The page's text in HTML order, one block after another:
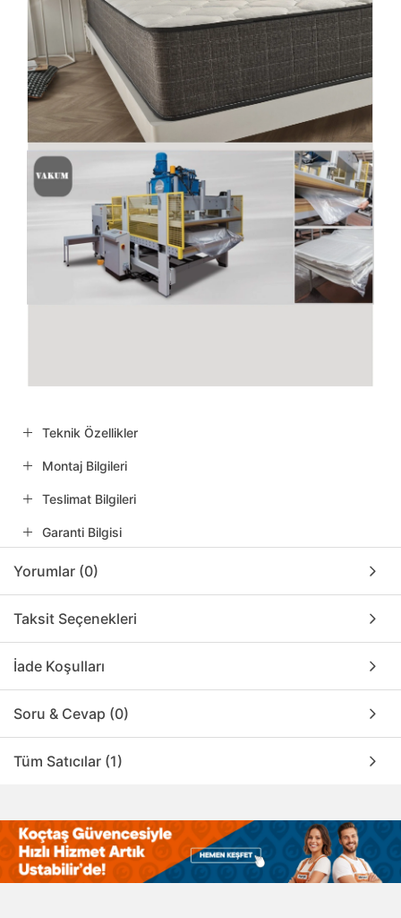
Teknik Özellikler
Montaj Bilgileri
Teslimat Bilgileri
Garanti Bilgisi
Yorumlar (0)
Taksit Seçenekleri
İade Koşulları
Soru & Cevap (0)
Tüm Satıcılar (1)